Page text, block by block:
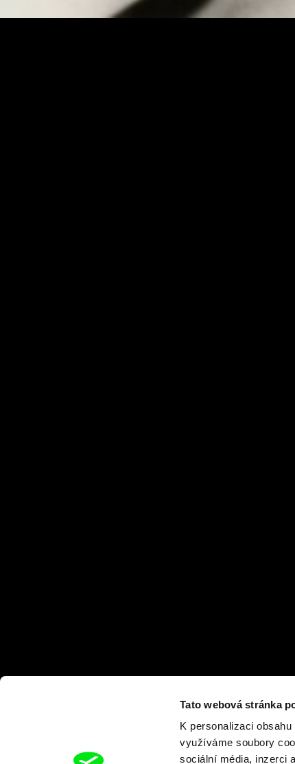
Tato webová stránka
K personalizaci
využíváme soubory
sociální média, inzerci